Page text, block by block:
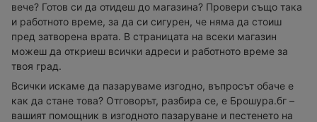
вече? Готов си да отидеш до магазина? Провери също така
и работното време, за да си сигурен, че няма да стоиш
пред затворена врата. В страницата на всеки магазин
можеш да откриеш всички адреси и работното време за
твоя град.
Всички искаме да пазаруваме изгодно, въпросът обаче е
как да стане това? Отговорът, разбира се, е Брошура.бг –
вашият помощник в изгодното пазаруване и пестенето на